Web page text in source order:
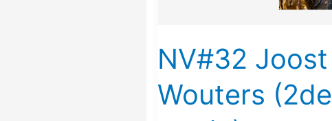
NV#32 Joost
Wouters (2de